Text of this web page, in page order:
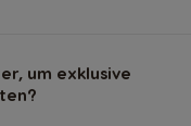
um exklusive